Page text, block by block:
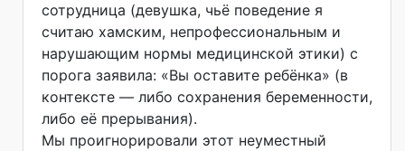
сотрудница (девушка, чьё поведение я
считаю хамским, непрофессиональным и
нарушающим нормы медицинской этики) с
порога заявила: «Вы оставите ребёнка» (в
контексте — либо сохранения беременности,
либо её прерывания).
Мы проигнорировали этот неуместный